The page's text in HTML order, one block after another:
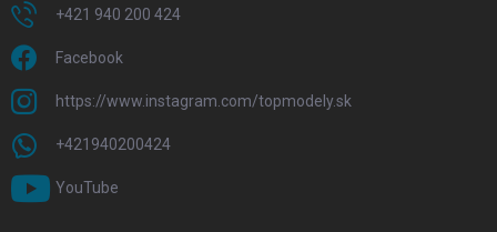
+421 940 200 424
Facebook
https://www.instagram.com/topmodely.sk
+421940200424
YouTube